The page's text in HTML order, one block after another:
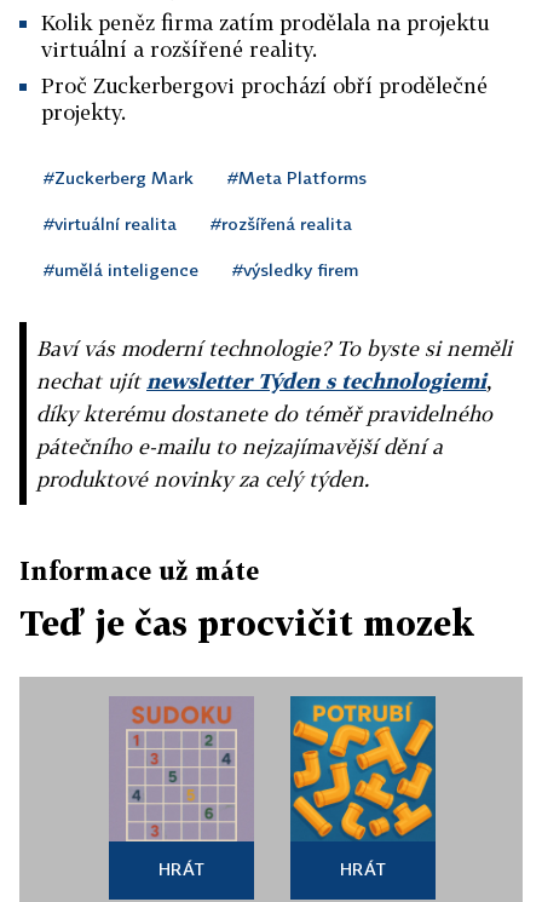
Kolik peněz firma zatím prodělala na projektu
virtuální a rozšířené reality.
Proč Zuckerbergovi prochází obří prodělečné
projekty.
#Zuckerberg Mark #Meta Platforms
#virtuální realita #rozšířená realita
#umělá inteligence #výsledky firem
Baví vás moderní technologie? To byste si neměli
nechat ujít newsletter Týden s technologiemi,
díky kterému dostanete do téměř pravidelného
pátečního e-mailu to nejzajímavější dění a
produktové novinky za celý týden.
Informace už máte
Teď je čas procvičit mozek
HRÁT HRÁT